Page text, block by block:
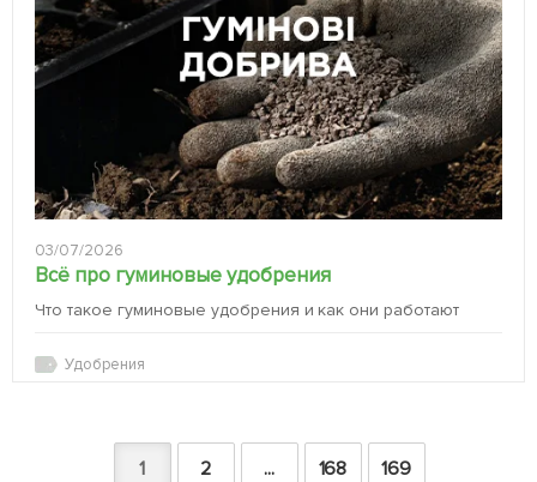
03/07/2026
Всё про гуминовые удобрения
Что такое гуминовые удобрения и как они работают
Удобрения
1 2 ... 168 169